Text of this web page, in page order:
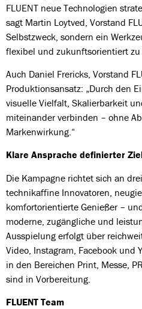
FLUENT neue Technologien
sagt Martin Loytved, Vorstand
Selbstzweck, sondern ein
flexibel und zukunftsorientiert zu
Auch Daniel Frericks, Vorstand
Produktionsansatz: „Durch den
visuelle Vielfalt, Skalierbarkeit
miteinander verbinden – ohne
Markenwirkung.“
Klare Ansprache definierter
Die Kampagne richtet sich an
technikaffine Innovatoren,
komfortorientierte Genießer –
moderne, zugängliche und
Ausspielung erfolgt über
Video, Instagram, Facebook und
in den Bereichen Print, Messe,
sind in Vorbereitung.
FLUENT Team